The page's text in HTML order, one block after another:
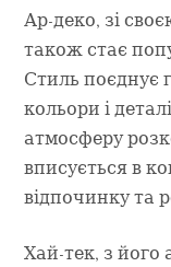
Ар-деко, зі
також стає
Стиль поєднує
кольори і
атмосферу
вписується в
відпочинку та
Хай-тек, з його